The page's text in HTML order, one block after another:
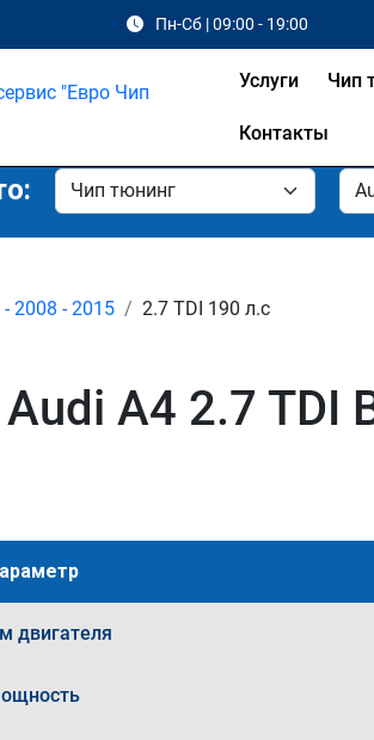
Пн-Сб | 09:00 - 19:00
Услуги Чип
Контакты
- 2008 - 2015 2.7 TDI 190 л.с
A4 2.7 TDI
двигателя